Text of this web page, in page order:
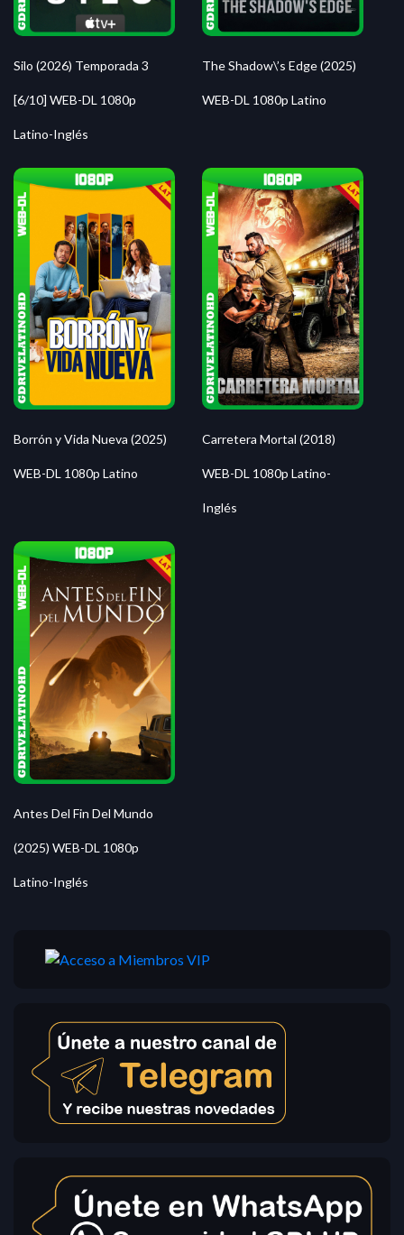
Silo (2026) Temporada 3
[6/10] WEB-DL 1080p
Latino-Inglés
The Shadow\’s Edge (2025)
WEB-DL 1080p Latino
Borrón y Vida Nueva (2025)
WEB-DL 1080p Latino
Carretera Mortal (2018)
WEB-DL 1080p Latino-
Inglés
Antes Del Fin Del Mundo
(2025) WEB-DL 1080p
Latino-Inglés